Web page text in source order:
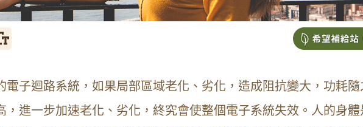
電子迴路系統，如果局部區域老化、劣化，造成阻抗變大，功耗隨
，進一步加速老化、劣化，終究會使整個電子系統失效。人的身體